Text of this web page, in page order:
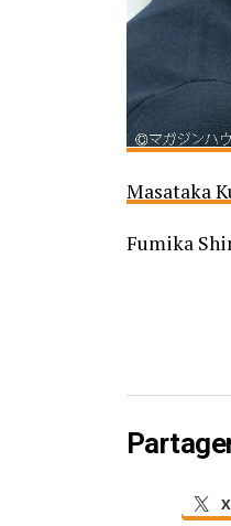
Masataka
Fumika
X